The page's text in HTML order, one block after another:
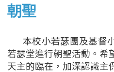
朝聖
本校小若瑟團及基督
若瑟堂進行朝聖活動 。希
天主的臨在，加深認識主